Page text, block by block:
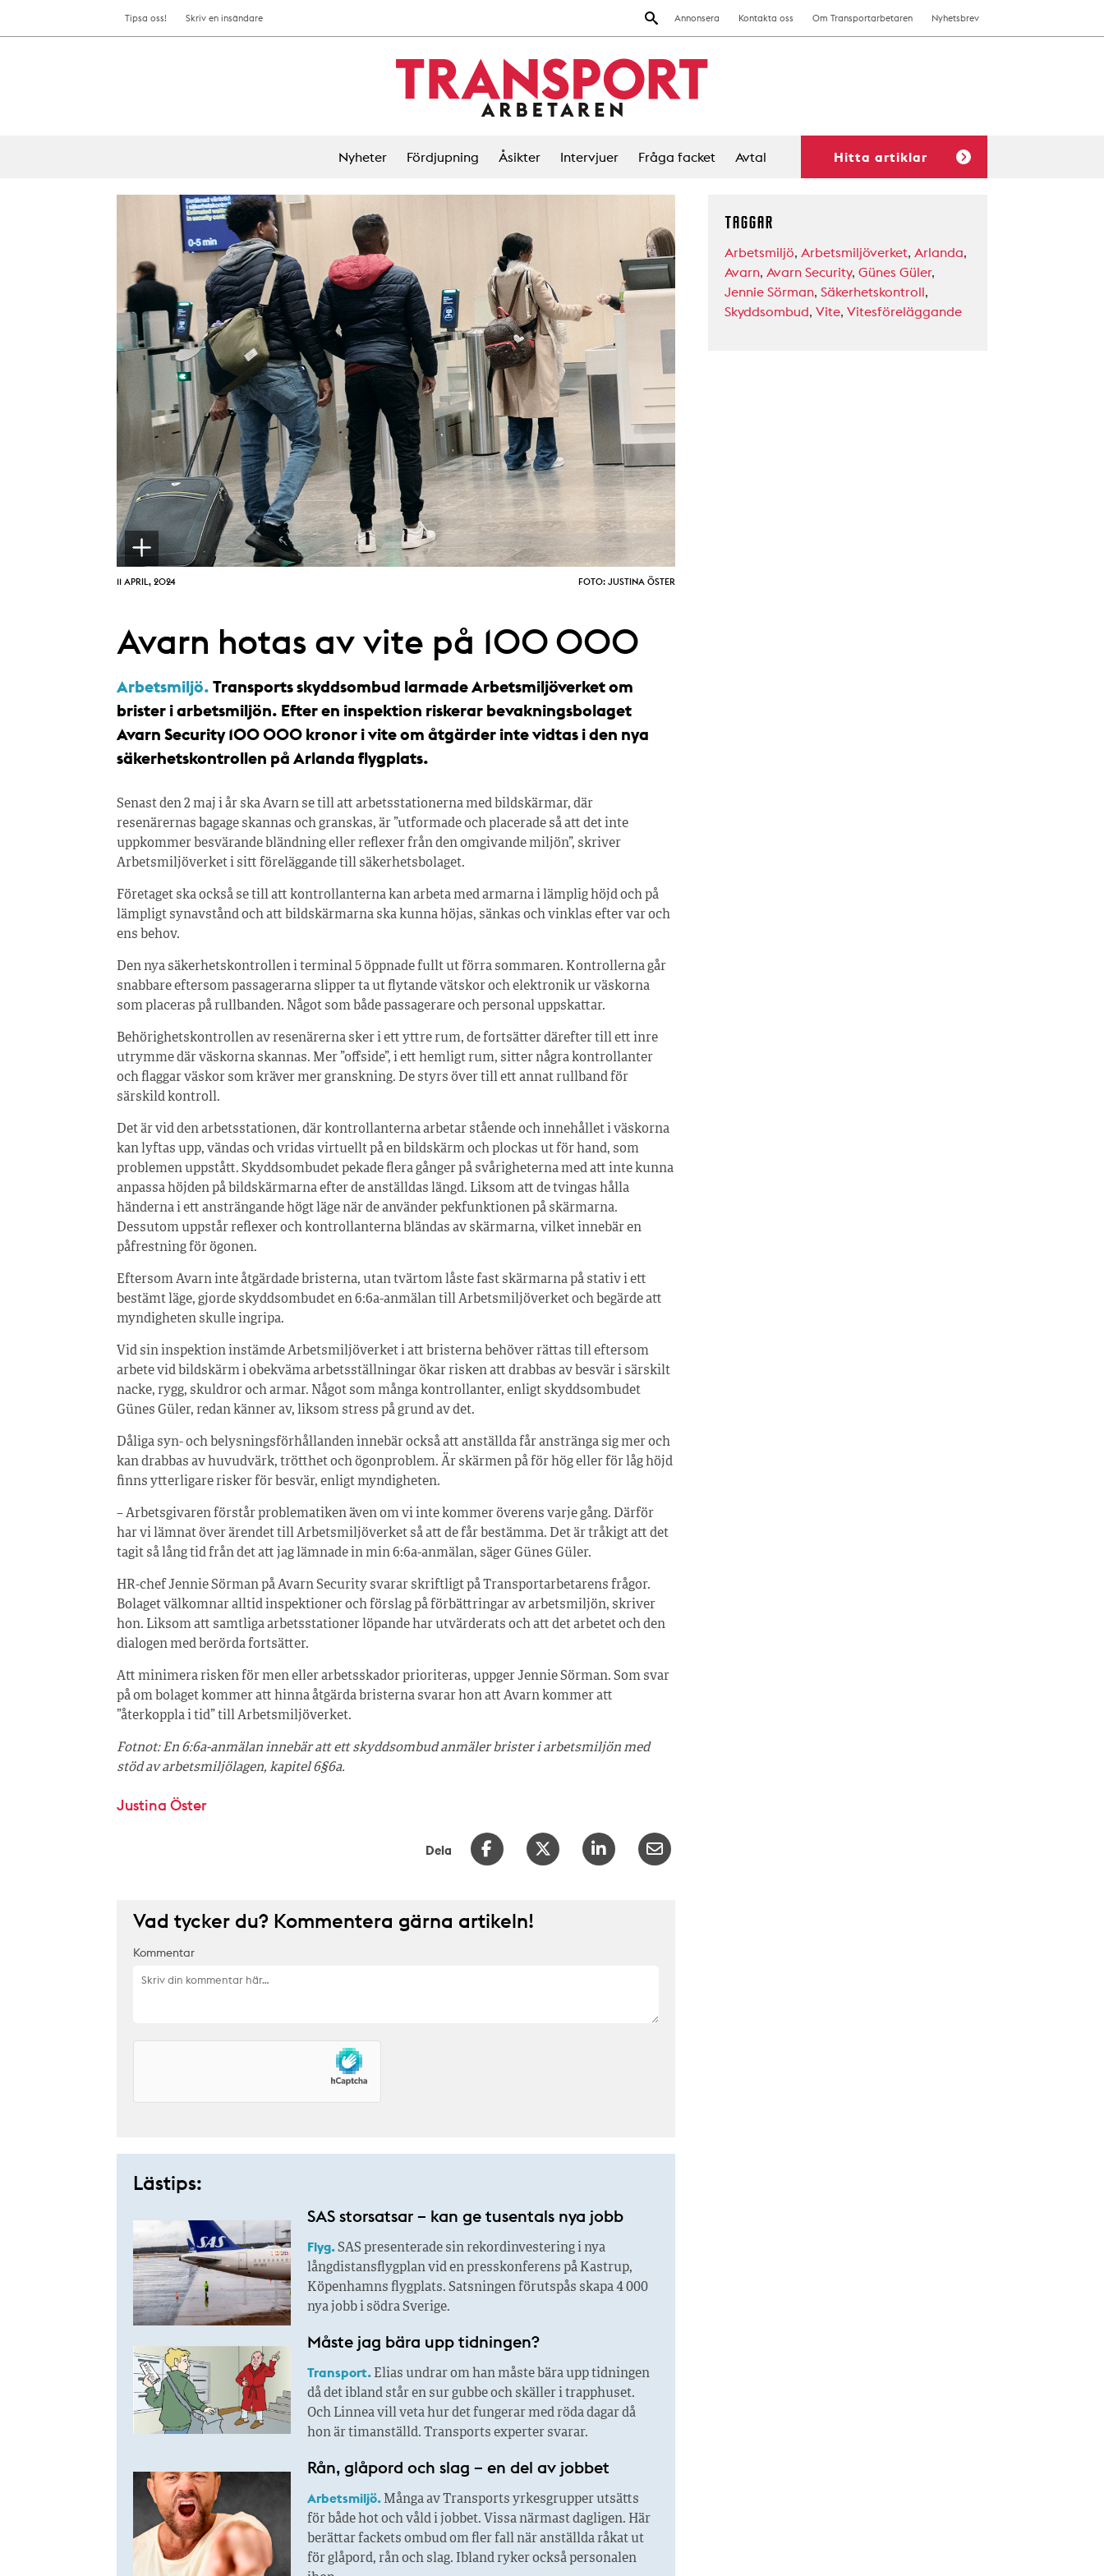
Annonsera Kontakta oss Om Transportarbetaren Nyhetsbrev
Tipsa oss! Skriv en insändare
Nyheter Fördjupning Åsikter Intervjuer Fråga facket Avtal Hitta artiklar
11 APRIL, 2024 FOTO: JUSTINA ÖSTER
Avarn hotas av vite på 100 000
Arbetsmiljö. Transports skyddsombud larmade Arbetsmiljöverket om
brister i arbetsmiljön. Efter en inspektion riskerar bevakningsbolaget
Avarn Security 100 000 kronor i vite om åtgärder inte vidtas i den nya
säkerhetskontrollen på Arlanda flygplats.
Senast den 2 maj i år ska Avarn se till att arbetsstationerna med bildskärmar, där
resenärernas bagage skannas och granskas, är ”utformade och placerade så att det inte
uppkommer besvärande bländning eller reflexer från den omgivande miljön”, skriver
Arbetsmiljöverket i sitt föreläggande till säkerhetsbolaget.
Företaget ska också se till att kontrollanterna kan arbeta med armarna i lämplig höjd och på
lämpligt synavstånd och att bildskärmarna ska kunna höjas, sänkas och vinklas efter var och
ens behov.
Den nya säkerhetskontrollen i terminal 5 öppnade fullt ut förra sommaren. Kontrollerna går
snabbare eftersom passagerarna slipper ta ut flytande vätskor och elektronik ur väskorna
som placeras på rullbanden. Något som både passagerare och personal uppskattar.
Behörighetskontrollen av resenärerna sker i ett yttre rum, de fortsätter därefter till ett inre
utrymme där väskorna skannas. Mer ”offside”, i ett hemligt rum, sitter några kontrollanter
och flaggar väskor som kräver mer granskning. De styrs över till ett annat rullband för
särskild kontroll.
Det är vid den arbetsstationen, där kontrollanterna arbetar stående och innehållet i väskorna
kan lyftas upp, vändas och vridas virtuellt på en bildskärm och plockas ut för hand, som
problemen uppstått. Skyddsombudet pekade flera gånger på svårigheterna med att inte kunna
anpassa höjden på bildskärmarna efter de anställdas längd. Liksom att de tvingas hålla
händerna i ett ansträngande högt läge när de använder pekfunktionen på skärmarna.
Dessutom uppstår reflexer och kontrollanterna bländas av skärmarna, vilket innebär en
påfrestning för ögonen.
Eftersom Avarn inte åtgärdade bristerna, utan tvärtom låste fast skärmarna på stativ i ett
bestämt läge, gjorde skyddsombudet en 6:6a-anmälan till Arbetsmiljöverket och begärde att
myndigheten skulle ingripa.
Vid sin inspektion instämde Arbetsmiljöverket i att bristerna behöver rättas till eftersom
arbete vid bildskärm i obekväma arbetsställningar ökar risken att drabbas av besvär i särskilt
nacke, rygg, skuldror och armar. Något som många kontrollanter, enligt skyddsombudet
Günes Güler, redan känner av, liksom stress på grund av det.
Dåliga syn- och belysningsförhållanden innebär också att anställda får anstränga sig mer och
kan drabbas av huvudvärk, trötthet och ögonproblem. Är skärmen på för hög eller för låg höjd
finns ytterligare risker för besvär, enligt myndigheten.
– Arbetsgivaren förstår problematiken även om vi inte kommer överens varje gång. Därför
har vi lämnat över ärendet till Arbetsmiljöverket så att de får bestämma. Det är tråkigt att det
tagit så lång tid från det att jag lämnade in min 6:6a-anmälan, säger Günes Güler.
HR-chef Jennie Sörman på Avarn Security svarar skriftligt på Transportarbetarens frågor.
Bolaget välkomnar alltid inspektioner och förslag på förbättringar av arbetsmiljön, skriver
hon. Liksom att samtliga arbetsstationer löpande har utvärderats och att det arbetet och den
dialogen med berörda fortsätter.
Att minimera risken för men eller arbetsskador prioriteras, uppger Jennie Sörman. Som svar
på om bolaget kommer att hinna åtgärda bristerna svarar hon att Avarn kommer att
”återkoppla i tid” till Arbetsmiljöverket.
Fotnot: En 6:6a-anmälan innebär att ett skyddsombud anmäler brister i arbetsmiljön med
stöd av arbetsmiljölagen, kapitel 6§6a.
Justina Öster
Dela
Vad tycker du? Kommentera gärna artikeln!
Kommentar
Lästips:
SAS storsatsar – kan ge tusentals nya jobb
Flyg.SAS presenterade sin rekordinvestering i nya
långdistansflygplan vid en presskonferens på Kastrup,
Köpenhamns flygplats. Satsningen förutspås skapa 4 000
nya jobb i södra Sverige.
Måste jag bära upp tidningen?
Transport.Elias undrar om han måste bära upp tidningen
då det ibland står en sur gubbe och skäller i trapphuset.
Och Linnea vill veta hur det fungerar med röda dagar då
hon är timanställd. Transports experter svarar.
Rån, glåpord och slag – en del av jobbet
Arbetsmiljö.Många av Transports yrkesgrupper utsätts
för både hot och våld i jobbet. Vissa närmast dagligen. Här
berättar fackets ombud om fler fall när anställda råkat ut
för glåpord, rån och slag. Ibland ryker också personalen
TAGGAR
Arbetsmiljö, Arbetsmiljöverket, Arlanda,
Avarn, Avarn Security, Günes Güler,
Jennie Sörman, Säkerhetskontroll,
Skyddsombud, Vite, Vitesföreläggande